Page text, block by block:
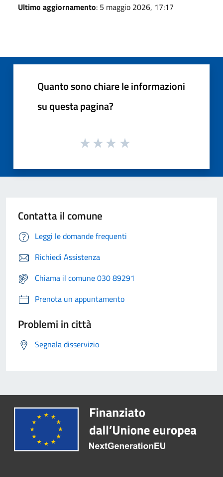
Ultimo aggiornamento: 5 maggio 2026, 17:17
Quanto sono chiare le informazioni
su questa pagina?
Contatta il comune
Leggi le domande frequenti
Richiedi Assistenza
Chiama il comune 030 89291
Prenota un appuntamento
Problemi in città
Segnala disservizio